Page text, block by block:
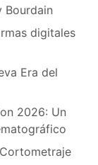
Bourdain
digitales
Era del
2026: Un